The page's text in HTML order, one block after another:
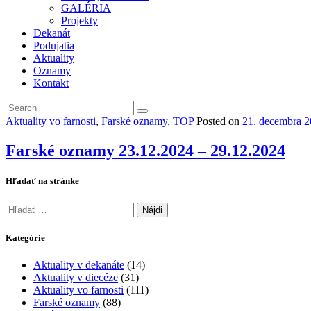
GALÉRIA
Projekty
Dekanát
Podujatia
Aktuality
Oznamy
Kontakt
Aktuality vo farnosti, Farské oznamy, TOP Posted on 21. decembra
Farské oznamy 23.12.2024 – 29.12.2024
Hľadať na stránke
Hľadať:
Kategórie
Aktuality v dekanáte (14)
Aktuality v diecéze (31)
Aktuality vo farnosti (111)
Farské oznamy (88)